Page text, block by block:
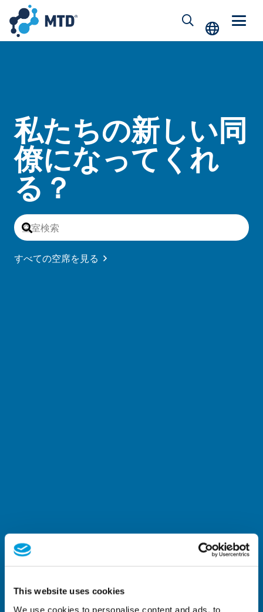
This website uses cookies
We use cookies to personalise content and ads, to
私たちの新しい同
僚になってくれ
る？
すべての空席を見る